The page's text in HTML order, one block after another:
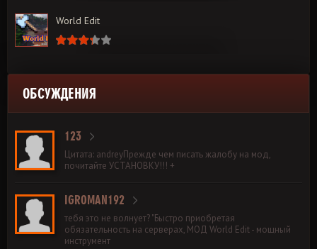
World Edit
ОБСУЖДЕНИЯ
123
Цитата: andreyПрежде чем писать жалобу на мод,
почитайте УСТАНОВКУ!!! +
IGROMAN192
тебя это не волнует? "Быстро приобретая
обязательность на серверах, МОД World Edit - мощный
инструмент